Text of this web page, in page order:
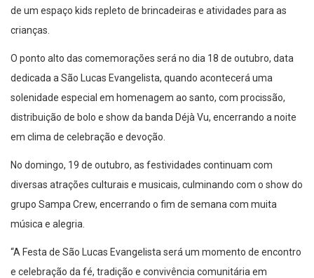
de um espaço kids repleto de brincadeiras e atividades para as
crianças.
O ponto alto das comemorações será no dia 18 de outubro, data
dedicada a São Lucas Evangelista, quando acontecerá uma
solenidade especial em homenagem ao santo, com procissão,
distribuição de bolo e show da banda Déjà Vu, encerrando a noite
em clima de celebração e devoção.
No domingo, 19 de outubro, as festividades continuam com
diversas atrações culturais e musicais, culminando com o show do
grupo Sampa Crew, encerrando o fim de semana com muita
música e alegria.
“A Festa de São Lucas Evangelista será um momento de encontro
e celebração da fé, tradição e convivência comunitária em